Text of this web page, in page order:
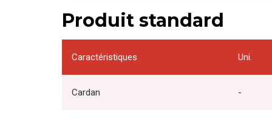
Produit standard
Caractéristiques Uni.
Cardan -